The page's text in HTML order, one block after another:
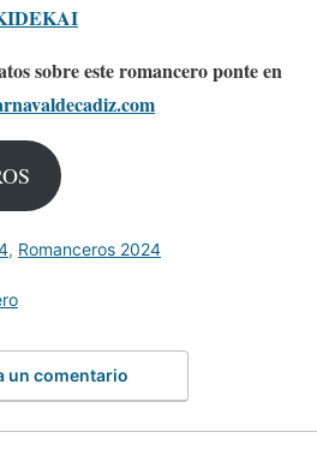
sobre este romancero ponte en
, Romanceros 2024
un comentario